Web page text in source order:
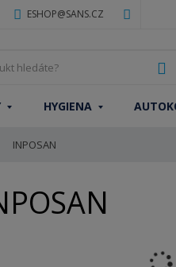
ESHOP@SANS.CZ
HYGIENA
INPOSAN